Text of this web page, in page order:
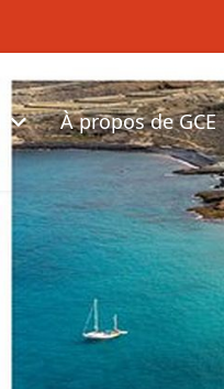
À propos de GCE